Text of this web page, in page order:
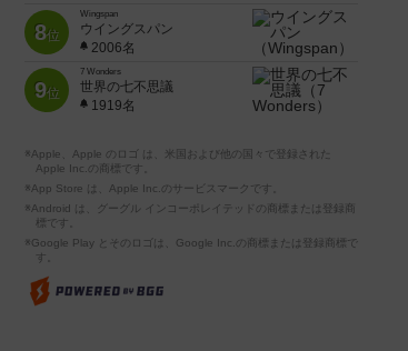
8位
Wingspan
ウイングスパン
2006名
9位
7 Wonders
世界の七不思議
1919名
※Apple、Apple のロゴ は、米国および他の国々で登録された
Apple Inc.の商標です。
※App Store は、Apple Inc.のサービスマークです。
※Android は、グーグル インコーポレイテッドの商標または登録商
標です。
※Google Play とそのロゴは、Google Inc.の商標または登録商標で
す。